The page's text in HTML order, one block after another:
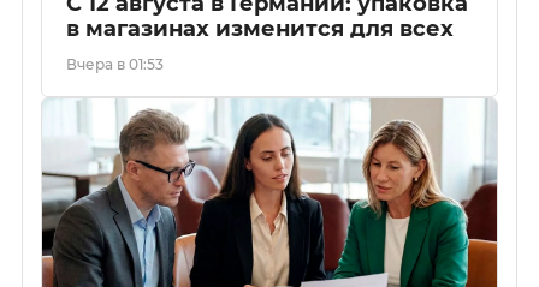
в магазинах изменится для всех
Вчера в 01:53